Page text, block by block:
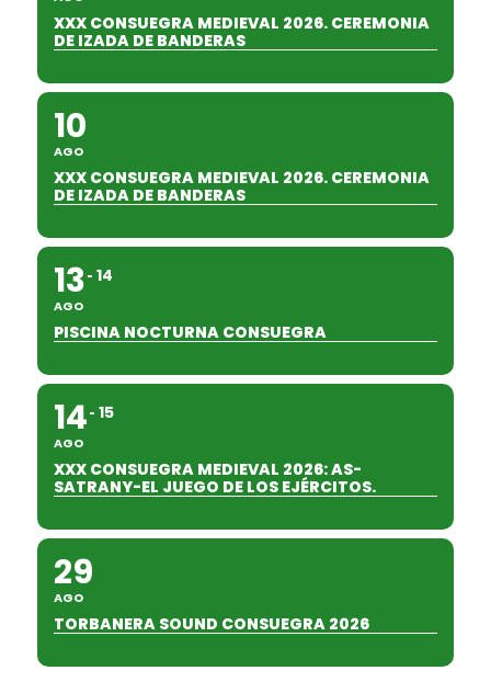
XXX CONSUEGRA MEDIEVAL 2026. CEREMONIA
DE IZADA DE BANDERAS
10
AGO
XXX CONSUEGRA MEDIEVAL 2026. CEREMONIA
DE IZADA DE BANDERAS
13
AGO
14
PISCINA NOCTURNA CONSUEGRA
14
AGO
15
XXX CONSUEGRA MEDIEVAL 2026: AS-
SATRANY-EL JUEGO DE LOS EJÉRCITOS.
29
AGO
TORBANERA SOUND CONSUEGRA 2026